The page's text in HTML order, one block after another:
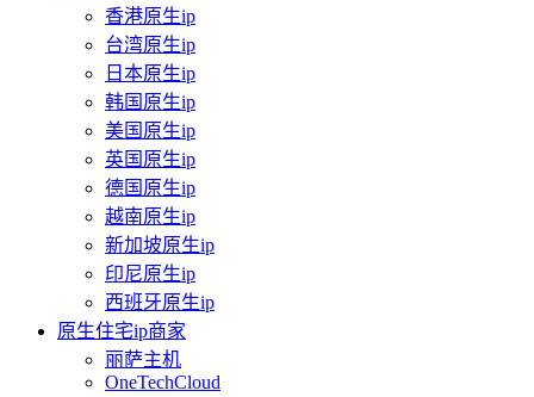
香港原生ip
台湾原生ip
日本原生ip
韩国原生ip
美国原生ip
英国原生ip
德国原生ip
越南原生ip
新加坡原生ip
印尼原生ip
西班牙原生ip
原生住宅ip商家
丽萨主机
OneTechCloud